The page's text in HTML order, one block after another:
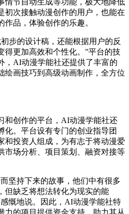
初次接触动漫创作的用户，也能在
品，体验创作的乐趣。
步的设计稿，还能根据用户的反
得更加高效和个性化。”平台的技
，AI动漫学能社还提供了丰富的
绘画技巧到高级动画制作，全方位
和创作的平台，AI动漫学能社还
化。平台设有专门的创业指导团
和投资人组成，为有志于将动漫爱
市场分析、项目策划、融资对接等
坚持下来的故事，他们中有很多
但缺乏将想法转化为现实的能
慨地说。因此，AI动漫学能社特
力的项目提供资金支持，助力其从